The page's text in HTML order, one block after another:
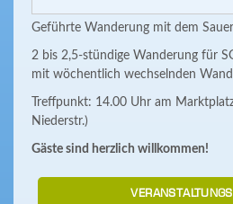
Geführte Wanderung mit dem
2 bis 2,5-stündige Wanderung für
mit wöchentlich wechselnden
Treffpunkt: 14.00 Uhr am
Niederstr.)
Gäste sind herzlich willkommen!